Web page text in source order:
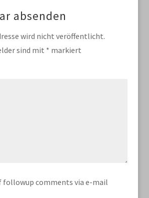
absenden
wird nicht veröffentlicht.
sind mit * markiert
followup comments via e-mail